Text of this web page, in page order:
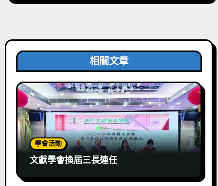
相關文章
學會活動
文獻學會換屆三長連任